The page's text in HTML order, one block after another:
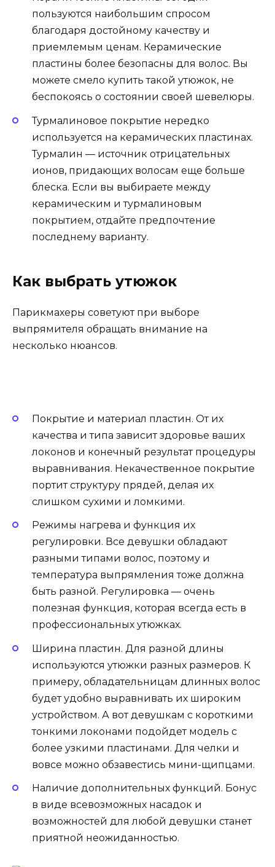
пользуются наибольшим спросом
благодаря достойному качеству и
приемлемым ценам. Керамические
пластины более безопасны для волос. Вы
можете смело купить такой утюжок, не
беспокоясь о состоянии своей шевелюры.
Турмалиновое покрытие нередко
используется на керамических пластинах.
Турмалин — источник отрицательных
ионов, придающих волосам еще больше
блеска. Если вы выбираете между
керамическим и турмалиновым
покрытием, отдайте предпочтение
последнему варианту.
Как выбрать утюжок
Парикмахеры советуют при выборе
выпрямителя обращать внимание на
несколько нюансов.
Покрытие и материал пластин. От их
качества и типа зависит здоровье ваших
локонов и конечный результат процедуры
выравнивания. Некачественное покрытие
портит структуру прядей, делая их
слишком сухими и ломкими.
Режимы нагрева и функция их
регулировки. Все девушки обладают
разными типами волос, поэтому и
температура выпрямления тоже должна
быть разной. Регулировка — очень
полезная функция, которая всегда есть в
профессиональных утюжках.
Ширина пластин. Для разной длины
используются утюжки разных размеров. К
примеру, обладательницам длинных волос
будет удобно выравнивать их широким
устройством. А вот девушкам с короткими
тонкими локонами подойдет модель с
более узкими пластинами. Для челки и
вовсе можно обзавестись мини-щипцами.
Наличие дополнительных функций. Бонус
в виде всевозможных насадок и
возможностей для любой девушки станет
приятной неожиданностью.